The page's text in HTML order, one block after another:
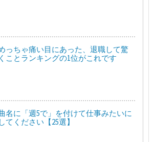
っちゃ痛い目にあった、退職して驚
くことランキングの1位がこれです
名に「週5で」を付けて仕事みたいに
してください【25選】